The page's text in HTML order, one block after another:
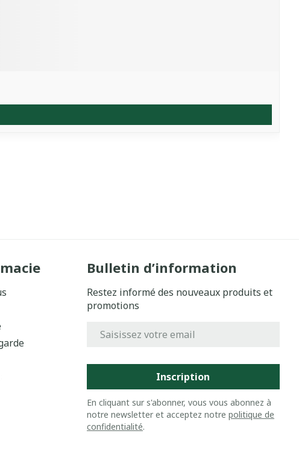
Bulletin d’information
Restez informé des nouveaux produits et
promotions
Inscription
En cliquant sur s'abonner, vous vous abonnez à
notre newsletter et acceptez notre politique de
confidentialité.